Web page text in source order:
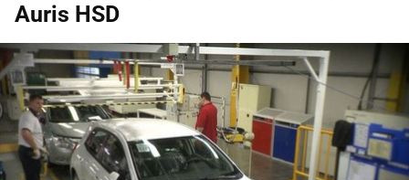
Auris HSD